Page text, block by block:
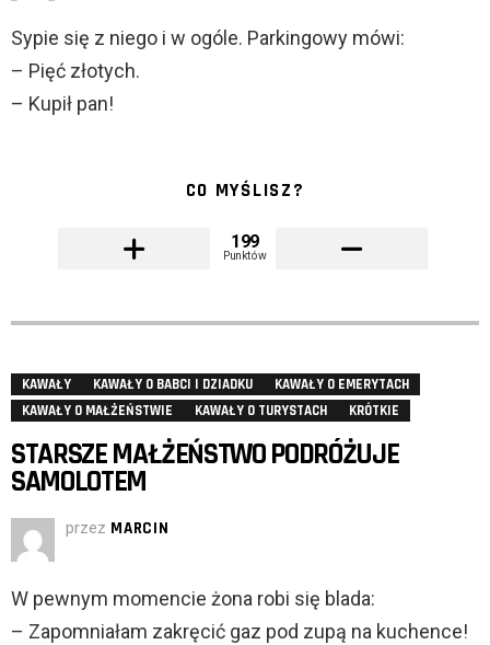
Sypie się z niego i w ogóle. Parkingowy mówi:
– Pięć złotych.
– Kupił pan!
CO MYŚLISZ?
199
Punktów
KAWAŁY KAWAŁY O BABCI I DZIADKU
KAWAŁY O EMERYTACH
KAWAŁY O MAŁŻEŃSTWIE
KAWAŁY O TURYSTACH KRÓTKIE
STARSZE MAŁŻEŃSTWO PODRÓŻUJE
SAMOLOTEM
przez MARCIN
W pewnym momencie żona robi się blada:
– Zapomniałam zakręcić gaz pod zupą na kuchence!